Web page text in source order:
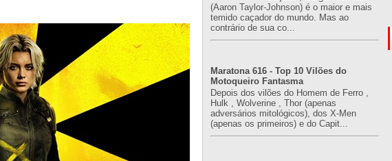
(Aaron Taylor-Johnson) é o maior e mais
temido caçador do mundo. Mas ao
contrário de sua co...
Maratona 616 - Top 10 Vilões do
Motoqueiro Fantasma
Depois dos vilões do Homem de Ferro ,
Hulk , Wolverine , Thor (apenas
adversários mitológicos), dos X-Men
(apenas os primeiros) e do Capit...